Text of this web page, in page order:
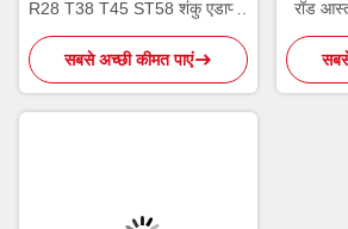
R28 T38 T45 ST58 शंकु एडाप्टर
कार्बन स्टील
सबसे अच्छी कीमत पाएं
रॉड